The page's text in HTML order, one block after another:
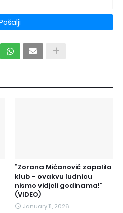
“Zorana Mićanović zapalila
klub – ovakvu ludnicu
nismo vidjeli godinama!”
(VIDEO)
January 11, 2026